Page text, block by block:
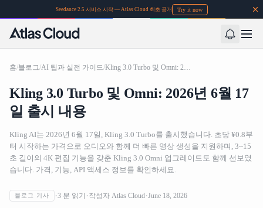
Seedance 2.5 서비스 시작 — Atlas Cloud 최초 공개 Try it now
홈/블로그/AI 팁과 실전 가이드/ Kling 3.0 Turbo 및 Omni: 2026년 6월 17일 출시 내용
Kling 3.0 Turbo 및 Omni: 2026년 6월 17
일 출시 내용
Kling AI는 2026년 6월 17일, Kling 3.0 Turbo를 출시했습니다. 초당 ¥0.8부
터 시작하는 가격으로 오디오와 함께 더 빠른 영상 생성을 지원하며, 3~15
초 길이의 4K 편집 기능을 갖춘 Kling 3.0 Omni 업그레이드도 함께 선보였
습니다. 가격, 기능, API 액세스 정보를 확인하세요.
블로그 기사 3 분 읽기 작성자 Atlas Cloud June 18, 2026
Kling 3.0 Turbo 및 Omni: 2026년 6월 17일 출시 내용